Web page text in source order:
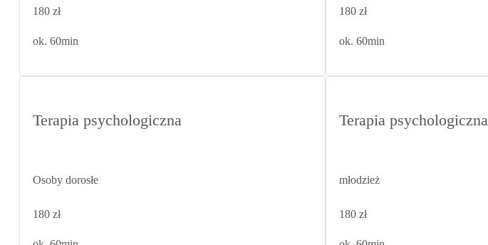
180 zł
ok. 60min
180 zł
ok. 60min
Terapia psychologiczna
Osoby dorosłe
180 zł
Terapia psychologiczna
młodzież
180 zł